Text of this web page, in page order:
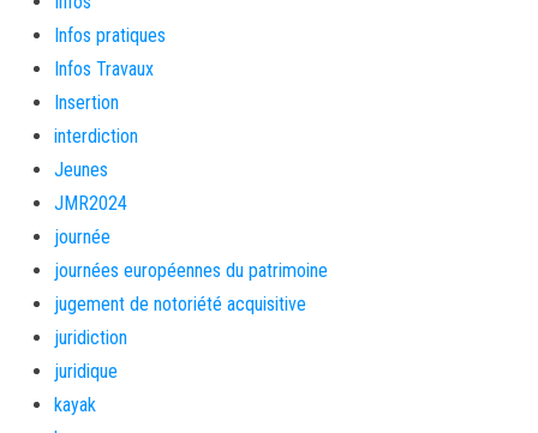
Infos pratiques
Infos Travaux
Insertion
interdiction
Jeunes
JMR2024
journée
journées européennes du patrimoine
jugement de notoriété acquisitive
juridiction
juridique
kayak